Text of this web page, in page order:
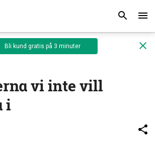
Bli kund gratis på 3 minuter
vi inte vill
i